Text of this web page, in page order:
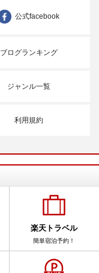
公式facebook
ブログランキング
ジャンル一覧
利用規約
楽天トラベル
簡単宿泊予約！